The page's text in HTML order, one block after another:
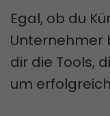
Egal, ob du
Unternehmer
dir die Tools,
um